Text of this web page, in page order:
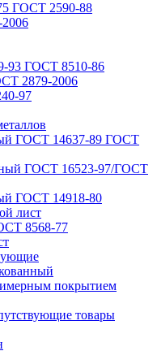
ГОСТ 2590-88
93 ГОСТ 8510-86
2879-2006
97
ГОСТ 14637-89 ГОСТ
ГОСТ 16523-97/ГОСТ
ГОСТ 14918-80
лист
8568-77
покрытием
товары